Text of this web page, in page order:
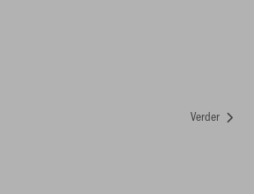
Verder